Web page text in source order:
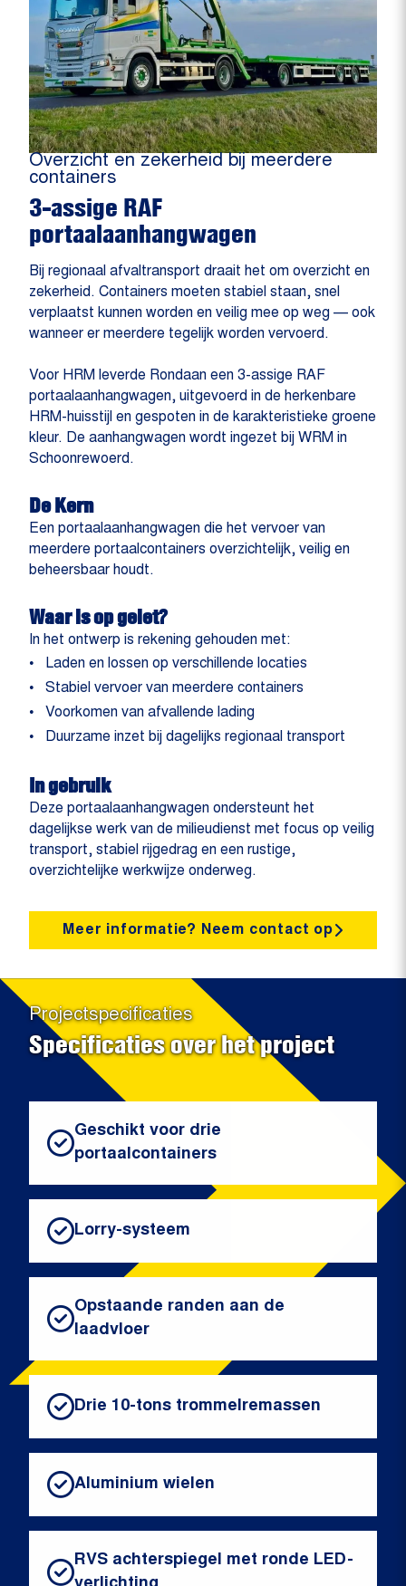
Overzicht en zekerheid bij meerdere
containers
3-assige RAF
portaalaanhangwagen
Bij regionaal afvaltransport draait het om overzicht en
zekerheid. Containers moeten stabiel staan, snel
verplaatst kunnen worden en veilig mee op weg — ook
wanneer er meerdere tegelijk worden vervoerd.
Voor HRM leverde Rondaan een 3-assige RAF
portaalaanhangwagen, uitgevoerd in de herkenbare
HRM-huisstijl en gespoten in de karakteristieke groene
kleur. De aanhangwagen wordt ingezet bij WRM in
Schoonrewoerd.
De Kern
Een portaalaanhangwagen die het vervoer van
meerdere portaalcontainers overzichtelijk, veilig en
beheersbaar houdt.
Waar is op gelet?
In het ontwerp is rekening gehouden met:
Laden en lossen op verschillende locaties
Stabiel vervoer van meerdere containers
Voorkomen van afvallende lading
Duurzame inzet bij dagelijks regionaal transport
In gebruik
Deze portaalaanhangwagen ondersteunt het
dagelijkse werk van de milieudienst met focus op veilig
transport, stabiel rijgedrag en een rustige,
overzichtelijke werkwijze onderweg.
Meer informatie? Neem contact op
Projectspecificaties
Specificaties over het project
Geschikt voor drie
portaalcontainers
Lorry-systeem
Opstaande randen aan de
laadvloer
Drie 10-tons trommelremassen
Aluminium wielen
RVS achterspiegel met ronde LED-